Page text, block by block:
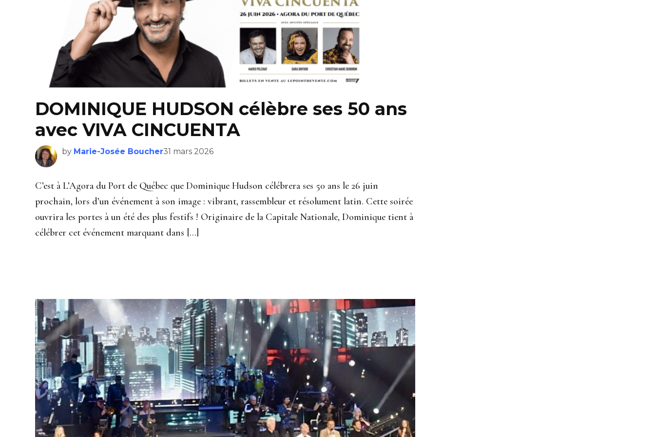
DOMINIQUE HUDSON célèbre ses 50 ans
avec VIVA CINCUENTA
by Marie-Josée Boucher31 mars 2026
C’est à L’Agora du Port de Québec que Dominique Hudson célébrera ses 50 ans le 26 juin
prochain, lors d’un événement à son image : vibrant, rassembleur et résolument latin. Cette soirée
ouvrira les portes à un été des plus festifs ! Originaire de la Capitale Nationale, Dominique tient à
célébrer cet événement marquant dans […]